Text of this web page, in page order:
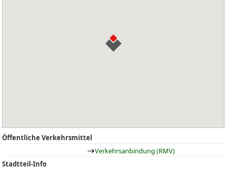
Öffentliche Verkehrsmittel
Verkehrsanbindung (RMV)
Stadtteil-Info